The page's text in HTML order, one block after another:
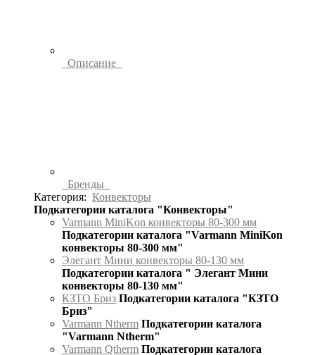
Описание
Бренды
Категория: Конвекторы
Подкатегории каталога "Конвекторы"
Varmann MiniKon конвекторы 80-300 мм
Подкатегории каталога "Varmann MiniKon
конвекторы 80-300 мм"
Элегант Мини конвекторы 80-130 мм
Подкатегории каталога " Элегант Мини
конвекторы 80-130 мм"
КЗТО Бриз Подкатегории каталога "КЗТО
Бриз"
Varmann Ntherm Подкатегории каталога
"Varmann Ntherm"
Varmann Qtherm Подкатегории каталога